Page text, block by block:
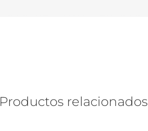
Productos relacionados